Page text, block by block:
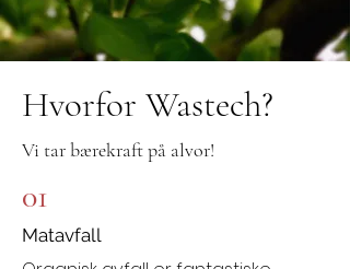
Hvorfor Wastech?
Vi tar bærekraft på alvor!
01
Matavfall